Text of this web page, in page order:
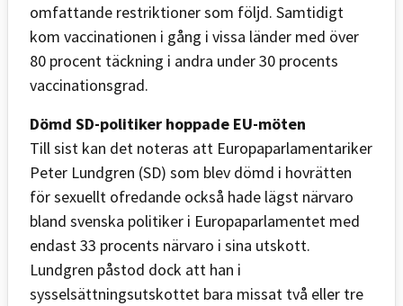
omfattande restriktioner som följd. Samtidigt
kom vaccinationen i gång i vissa länder med över
80 procent täckning i andra under 30 procents
vaccinationsgrad.
Dömd SD-politiker hoppade EU-möten
Till sist kan det noteras att Europaparlamentariker
Peter Lundgren (SD) som blev dömd i hovrätten
för sexuellt ofredande också hade lägst närvaro
bland svenska politiker i Europaparlamentet med
endast 33 procents närvaro i sina utskott.
Lundgren påstod dock att han i
sysselsättningsutskottet bara missat två eller tre